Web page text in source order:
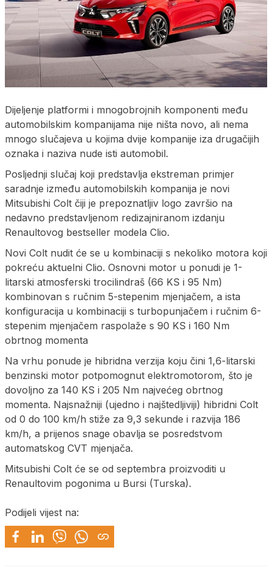
Dijeljenje platformi i mnogobrojnih komponenti među
automobilskim kompanijama nije ništa novo, ali nema
mnogo slučajeva u kojima dvije kompanije iza drugačijih
oznaka i naziva nude isti automobil.
Posljednji slučaj koji predstavlja ekstreman primjer
saradnje između automobilskih kompanija je novi
Mitsubishi Colt čiji je prepoznatljiv logo završio na
nedavno predstavljenom redizajniranom izdanju
Renaultovog bestseller modela Clio.
Novi Colt nudit će se u kombinaciji s nekoliko motora koji
pokreću aktuelni Clio. Osnovni motor u ponudi je 1-
litarski atmosferski trocilindraš (66 KS i 95 Nm)
kombinovan s ručnim 5-stepenim mjenjačem, a ista
konfiguracija u kombinaciji s turbopunjačem i ručnim 6-
stepenim mjenjačem raspolaže s 90 KS i 160 Nm
obrtnog momenta
Na vrhu ponude je hibridna verzija koju čini 1,6-litarski
benzinski motor potpomognut elektromotorom, što je
dovoljno za 140 KS i 205 Nm najvećeg obrtnog
momenta. Najsnažniji (ujedno i najštedljiviji) hibridni Colt
od 0 do 100 km/h stiže za 9,3 sekunde i razvija 186
km/h, a prijenos snage obavlja se posredstvom
automatskog CVT mjenjača.
Mitsubishi Colt će se od septembra proizvoditi u
Renaultovim pogonima u Bursi (Turska).
Podijeli vijest na: